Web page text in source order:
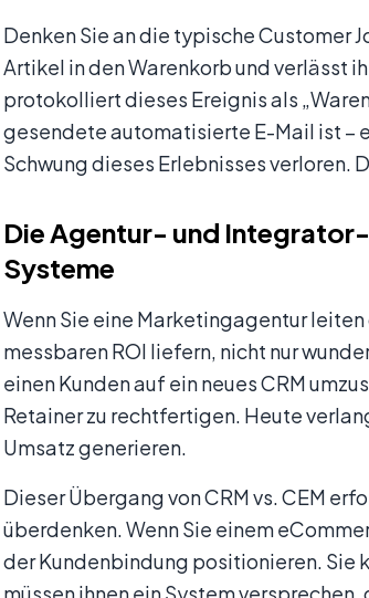
Denken Sie an die typische Customer
Artikel in den Warenkorb und verlässt
protokolliert dieses Ereignis als
gesendete automatisierte E-Mail ist –
Schwung dieses Erlebnisses verloren.
Die Agentur- und
Systeme
Wenn Sie eine Marketingagentur
messbaren ROI liefern, nicht nur
einen Kunden auf ein neues CRM
Retainer zu rechtfertigen. Heute
Umsatz generieren.
Dieser Übergang von CRM vs. CEM
überdenken. Wenn Sie einem
der Kundenbindung positionieren. Sie